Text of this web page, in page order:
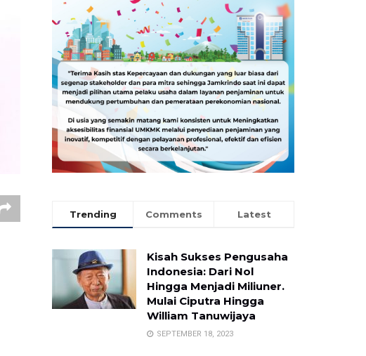
Trending Comments Latest
Kisah Sukses Pengusaha
Indonesia: Dari Nol
Hingga Menjadi Miliuner.
Mulai Ciputra Hingga
William Tanuwijaya
SEPTEMBER 18, 2023